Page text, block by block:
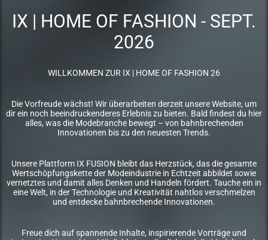
IX | HOME OF FASHION - SEPT.
2026
WILLKOMMEN ZUR IX | HOME OF FASHION 26
Die Vorfreude wächst! Wir überarbeiten derzeit unsere Website, um
dir ein noch beeindruckenderes Erlebnis zu bieten. Bald findest du hier
alles, was die Modebranche bewegt – von bahnbrechenden
Innovationen bis zu den neuesten Trends.
Unsere Plattform IX FUSION bleibt das Herzstück, das die gesamte
Wertschöpfungskette der Modeindustrie in Echtzeit abbildet sowie
vernetztes und damit alles Denken und Handeln fördert. Tauche ein in
eine Welt, in der Technologie und Kreativität nahtlos verschmelzen
und entdecke bahnbrechende Innovationen.
Freue dich auf spannende Inhalte, inspirierende Vorträge und